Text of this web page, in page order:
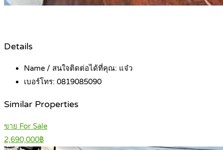
Details
Name / สนใจติดต่อได้ที่คุณ: แจ๋ว
เบอร์โทร: 0819085090
Similar Properties
ขาย For Sale
2,690,000฿